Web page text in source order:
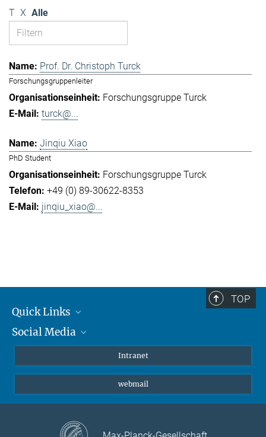
T X Alle
Prof. Dr. Christoph Turck
Forschungsgruppenleiter
Forschungsgruppe Turck
turck@...
Jinqiu Xiao
PhD Student
Forschungsgruppe Turck
+49 (0) 89-30622-8353
jinqiu_xiao@...
TOP
Quick Links
Student*innen/Wissenschaftler*innen
Social Media
Bluesky
YouTube
Intranet
webmail